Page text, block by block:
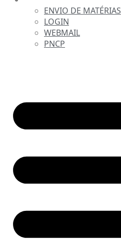
ENVIO DE MATÉRIAS
LOGIN
WEBMAIL
PNCP